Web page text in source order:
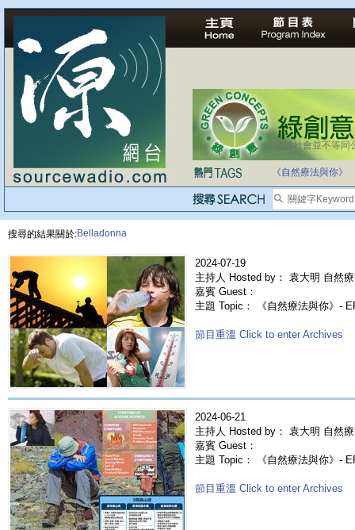
法治社會並不等同
自家教育合法化-
《自然療法與你》
搜尋的結果關於:Belladonna
2024-07-19
主持人 Hosted by： 袁大明 自然
嘉賓 Guest：
主題 Topic： 《自然療法與你》-
節目重溫 Click to enter Archives
2024-06-21
主持人 Hosted by： 袁大明 自然
嘉賓 Guest：
主題 Topic： 《自然療法與你》-
節目重溫 Click to enter Archives